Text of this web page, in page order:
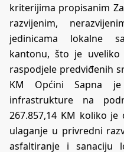
kriterijima propisanim
razvijenim,
jedinicama lokalne
kantonu, što je uveliko
raspodjele predviđenih
KM Općini Sapna
infrastrukture na
267.857,14 KM koliko
ulaganje u privredni
asfaltiranje i sanaciju